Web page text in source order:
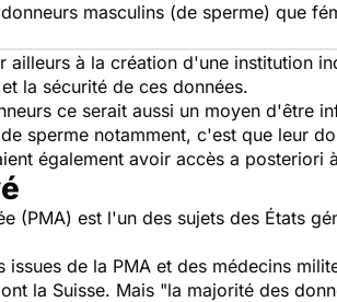
masculins (de sperme) que
ailleurs à la création d'une institution
la sécurité de ces données.
ce serait aussi un moyen d'être
sperme notamment, c'est que leur
également avoir accès a posteriori
(PMA) est l'un des sujets des États
issues de la PMA et des médecins
la Suisse. Mais "la majorité des